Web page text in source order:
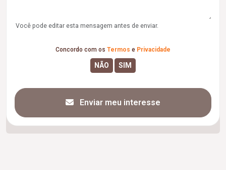
Você pode editar esta mensagem antes de enviar.
Concordo com os Termos e Privacidade
Enviar meu interesse